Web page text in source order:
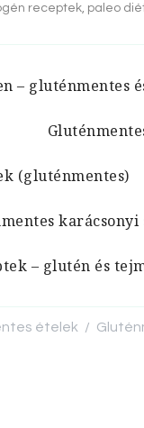
receptek, paleo
– gluténmentes
(gluténmentes)
– glutén és
ételek /